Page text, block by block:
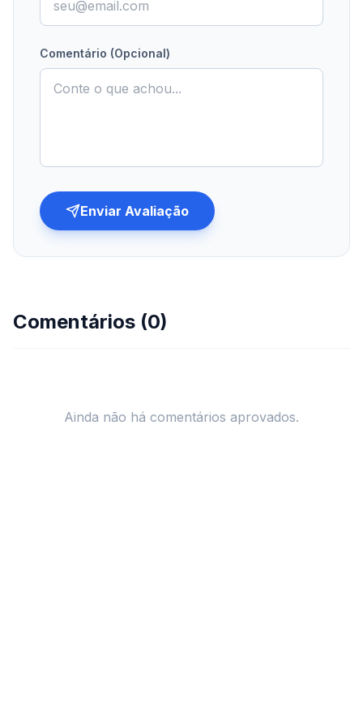
Comentário (Opcional)
Enviar Avaliação
Comentários (0)
Ainda não há comentários aprovados.